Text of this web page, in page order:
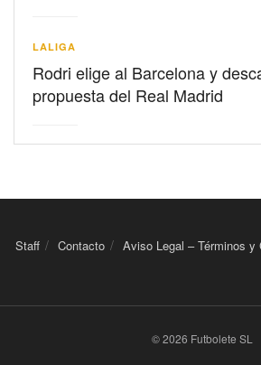
LALIGA
Rodri elige al Barcelona y
propuesta del Real Madrid
Staff Contacto Aviso Legal – Términos y
© 2026 Futbolete SL